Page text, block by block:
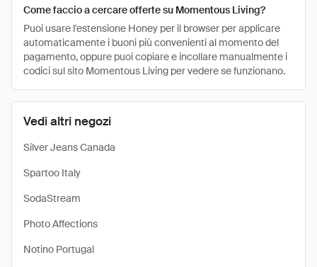
Vedi altri negozi
Silver Jeans Canada
Spartoo Italy
SodaStream
Photo Affections
Notino Portugal
Come faccio a cercare offerte su Momentous Living?
Puoi usare l'estensione Honey per il browser per applicare
automaticamente i buoni più convenienti al momento del
pagamento, oppure puoi copiare e incollare manualmente i
codici sul sito Momentous Living per vedere se funzionano.